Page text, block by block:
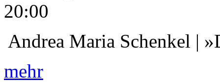
20:00
Andrea Maria Schenkel |
mehr